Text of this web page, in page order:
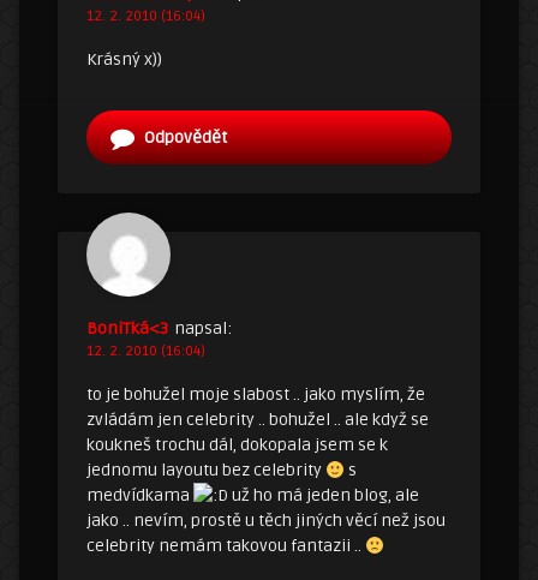
12. 2. 2010 (16:04)
Krásný x))
Odpovědět
BoniTká<3 napsal:
12. 2. 2010 (16:04)
to je bohužel moje slabost .. jako myslím, že
zvládám jen celebrity .. bohužel .. ale když se
koukneš trochu dál, dokopala jsem se k
jednomu layoutu bez celebrity
s
medvídkama
už ho má jeden blog, ale
jako .. nevím, prostě u těch jiných věcí než jsou
celebrity nemám takovou fantazii ..